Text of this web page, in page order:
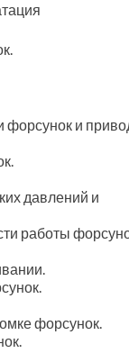
и
давлений и
работы
форсунок.